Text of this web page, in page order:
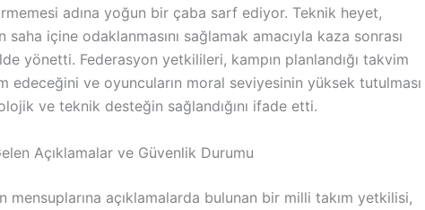
adına yoğun bir çaba sarf ediyor. Teknik heyet,
saha içine odaklanmasını sağlamak amacıyla kaza sonrası
yönetti. Federasyon yetkilileri, kampın planlandığı takvim
edeceğini ve oyuncuların moral seviyesinin yüksek tutulması
ve teknik desteğin sağlandığını ifade etti.
Açıklamalar ve Güvenlik Durumu
mensuplarına açıklamalarda bulunan bir milli takım yetkilisi,